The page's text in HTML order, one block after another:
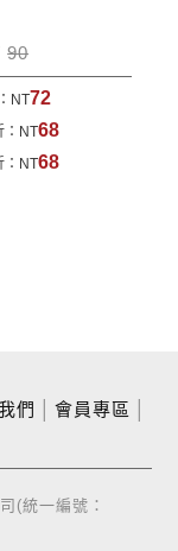
90
NT72
NT68
NT68
們 會員專區
(統一編號：